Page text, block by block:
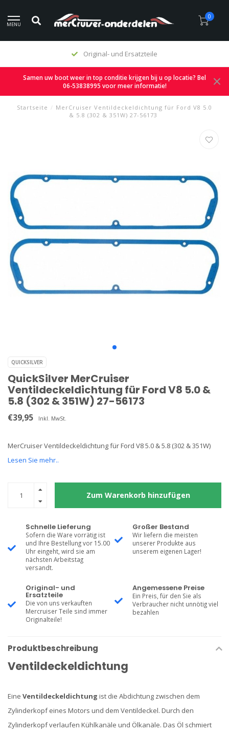
MENU
0
Original- und Ersatzteile
Samen uw boot weer in top conditie krijgen bij u op locatie? Bel
06-53838995 voor meer informatie!
Startseite / MerCruiser Ventildeckeldichtung für Ford V8 5.0
& 5.8 (302 & 351W) 27-56173
QUICKSILVER
QuickSilver MerCruiser
Ventildeckeldichtung für Ford V8 5.0 &
5.8 (302 & 351W) 27-56173
€39,95 Inkl. MwSt.
MerCruiser Ventildeckeldichtung für Ford V8 5.0 & 5.8 (302 & 351W)
Lesen Sie mehr..
Zum Warenkorb hinzufügen
Schnelle Lieferung
Sofern die Ware vorrätig ist
und Ihre Bestellung vor 15.00
Uhr eingeht, wird sie am
nächsten Arbeitstag
versandt.
Großer Bestand
Wir liefern die meisten
unserer Produkte aus
unserem eigenen Lager!
Original- und
Ersatzteile
Die von uns verkauften
Mercruiser Teile sind immer
Originalteile!
Angemessene Preise
Ein Preis, für den Sie als
Verbraucher nicht unnötig viel
bezahlen
Produktbeschreibung
Ventildeckeldichtung
Eine Ventildeckeldichtung ist die Abdichtung zwischen dem
Zylinderkopf eines Motors und dem Ventildeckel. Durch den
Zylinderkopf verlaufen Kühlkanäle und Ölkanäle. Das Öl schmiert